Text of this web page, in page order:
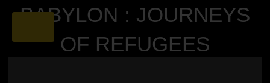
BABYLON : JOURNEYS
OF REFUGEES